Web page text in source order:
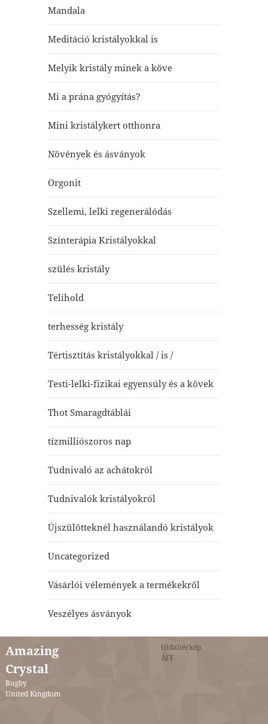
Mandala
Meditáció kristályokkal is
Melyik kristály minek a köve
Mi a prána gyógyítás?
Mini kristálykert otthonra
Növények és ásványok
Orgonit
Szellemi, lelki regenerálódás
Színterápia Kristályokkal
szülés kristály
Telihold
terhesség kristály
Tértisztítás kristályokkal / is /
Testi-lelki-fizikai egyensúly és a kövek
Thot Smaragdtáblái
tízmilliószoros nap
Tudnivaló az achátokról
Tudnivalók kristályokról
Újszülötteknél használandó kristályok
Uncategorized
Vásárlói vélemények a termékekről
Veszélyes ásványok
Amazing
Crystal
Rugby
United Kingdom
Oldaltérkép
ÁFF